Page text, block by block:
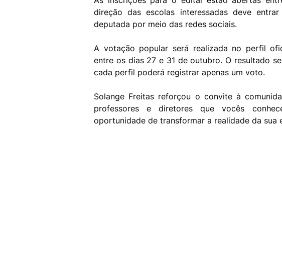
direção das escolas interessadas deve
deputada por meio das redes sociais.
A votação popular será realizada no perfil
entre os dias 27 e 31 de outubro. O resultado
cada perfil poderá registrar apenas um voto.
Solange Freitas reforçou o convite à
professores e diretores que vocês
oportunidade de transformar a realidade da sua